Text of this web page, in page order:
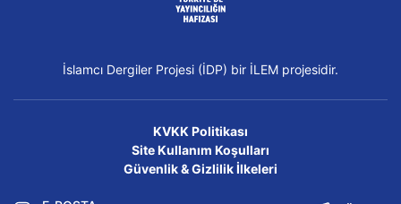
İslamcı Dergiler Projesi (İDP) bir İLEM projesidir.
KVKK Politikası
Site Kullanım Koşulları
Güvenlik & Gizlilik İlkeleri